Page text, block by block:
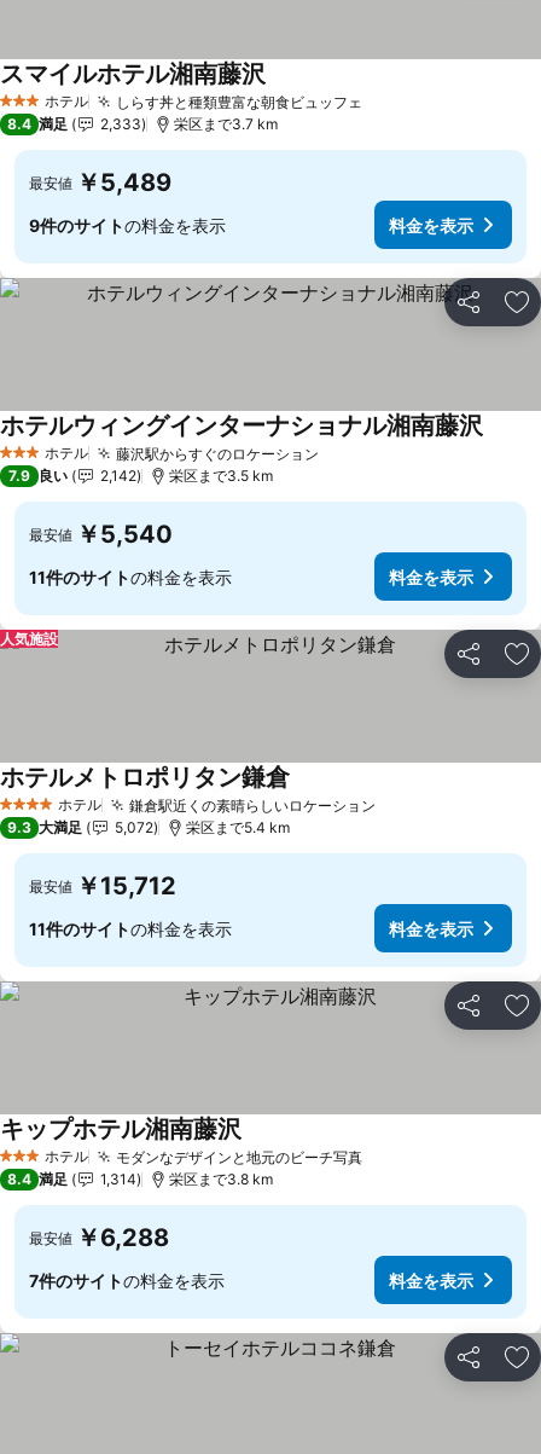
3 ホテルのランク
ホテル しらす丼と種類豊富な朝食ビュッフェ
スマイルホテル湘南藤沢
8.4 満足 2,333 栄区まで3.7 km
最安値 ￥5,489
9件のサイトの料金を表示 料金を表示
シェア お
3 ホテルのランク
ホテル 藤沢駅からすぐのロケーション
ホテルウィングインターナショナル湘南藤沢
7.9 良い 2,142 栄区まで3.5 km
最安値 ￥5,540
11件のサイトの料金を表示 料金を表示
シェア お
人気施設
4 ホテルのランク
ホテル 鎌倉駅近くの素晴らしいロケーション
ホテルメトロポリタン鎌倉
9.3 大満足 5,072 栄区まで5.4 km
最安値 ￥15,712
11件のサイトの料金を表示 料金を表示
シェア お
3 ホテルのランク
ホテル モダンなデザインと地元のビーチ写真
キップホテル湘南藤沢
8.4 満足 1,314 栄区まで3.8 km
最安値 ￥6,288
7件のサイトの料金を表示 料金を表示
シェア お